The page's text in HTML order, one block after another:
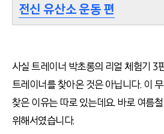
전신 유산소 운동 편
사실 트레이너 박초롱의 리얼 체험기 3
트레이너를 찾아온 것은 아닙니다. 이
찾은 이유는 따로 있는데요. 바로 여름
위해서였습니다.